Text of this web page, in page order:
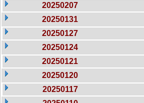
20250207
20250131
20250127
20250124
20250121
20250120
20250117